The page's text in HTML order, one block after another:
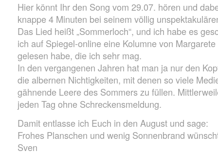
Hier könnt Ihr den Song vom 29.07. hören und
knappe 4 Minuten bei seinem völlig
Das Lied heißt „Sommerloch“, und ich habe es
ich auf Spiegel-online eine Kolumne von
gelesen habe, die ich sehr mag.
In den vergangenen Jahren hat man ja nur den
die albernen Nichtigkeiten, mit denen so viele
gähnende Leere des Sommers zu füllen.
jeden Tag ohne Schreckensmeldung.
Damit entlasse ich Euch in den August und sage:
Frohes Planschen und wenig Sonnenbrand
Sven